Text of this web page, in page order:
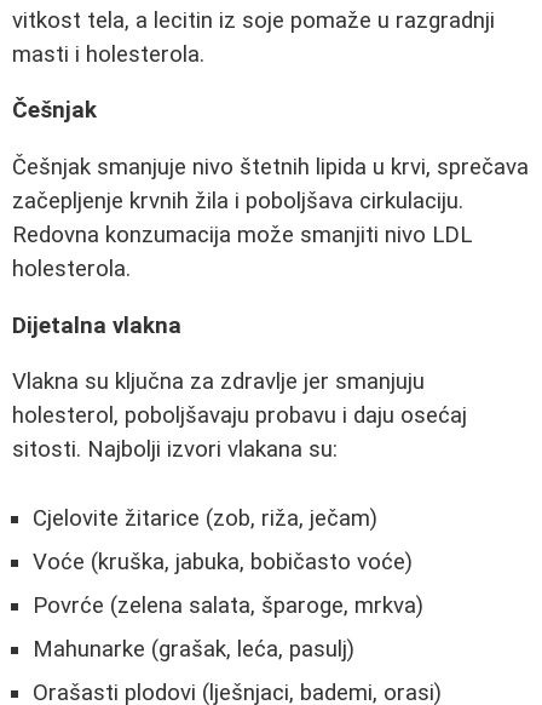
vitkost tela, a lecitin iz soje pomaže u razgradnji
masti i holesterola.
Češnjak
Češnjak smanjuje nivo štetnih lipida u krvi, sprečava
začepljenje krvnih žila i poboljšava cirkulaciju.
Redovna konzumacija može smanjiti nivo LDL
holesterola.
Dijetalna vlakna
Vlakna su ključna za zdravlje jer smanjuju
holesterol, poboljšavaju probavu i daju osećaj
sitosti. Najbolji izvori vlakana su:
Cjelovite žitarice (zob, riža, ječam)
Voće (kruška, jabuka, bobičasto voće)
Povrće (zelena salata, šparoge, mrkva)
Mahunarke (grašak, leća, pasulj)
Orašasti plodovi (lješnjaci, bademi, orasi)